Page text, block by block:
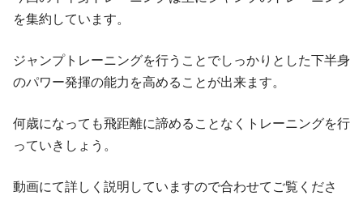
を集約しています。
ジャンプトレーニングを行うことでしっかりとした下半身
のパワー発揮の能力を高めることが出来ます。
何歳になっても飛距離に諦めることなくトレーニングを行
っていきしょう。
動画にて詳しく説明していますので合わせてご覧くださ